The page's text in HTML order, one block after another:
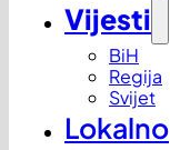
Vijesti
BiH
Regija
Svijet
Lokalno